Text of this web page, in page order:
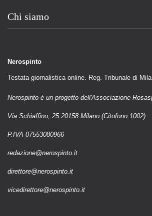
Chi siamo
Nerospinto
Testata giornalistica online. Reg. Tribunale di
Nerospinto è un progetto dell'Associazione
Via Schiaffino, 25 20158 Milano (Citofono 1002)
P.IVA 07553080966
redazione@nerospinto.it
direttore@nerospinto.it
vicedirettore@nerospinto.it